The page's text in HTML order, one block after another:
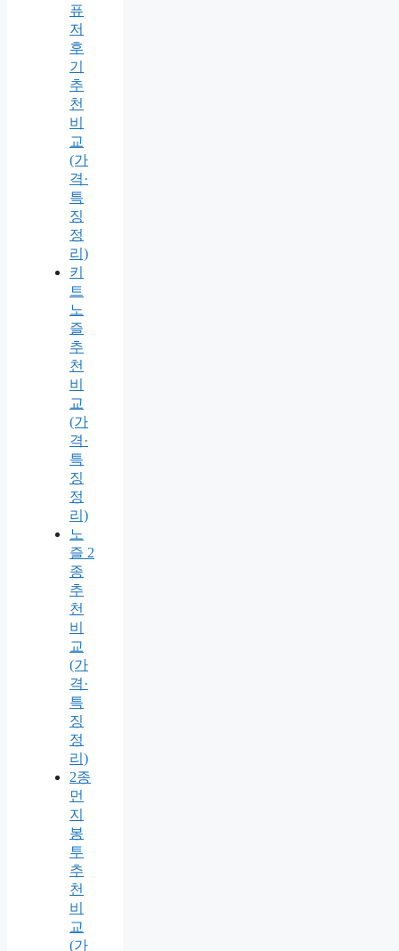
퓨
저
후
기
추
천
비
교
(가
격·
특
징
정
리)
키
트
노
즐
추
천
비
교
(가
격·
특
징
정
리)
노
즐 2
종
추
천
비
교
(가
격·
특
징
정
리)
2종
먼
지
봉
투
추
천
비
교
(가